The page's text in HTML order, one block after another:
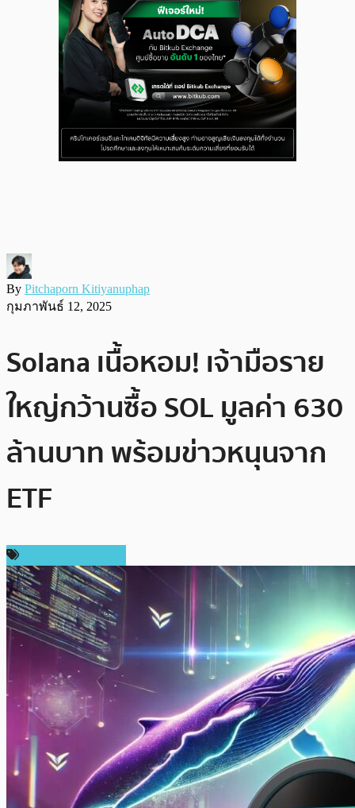
By Pitchaporn Kitiyanuphap
กุมภาพันธ์ 12, 2025
Solana เนื้อหอม! เจ้ามือราย
ใหญ่กว้านซื้อ SOL มูลค่า 630
ล้านบาท พร้อมข่าวหนุนจาก
ETF